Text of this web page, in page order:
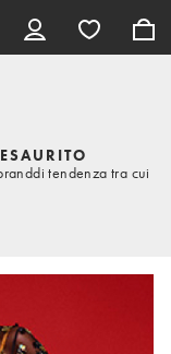
tendenza tra cui